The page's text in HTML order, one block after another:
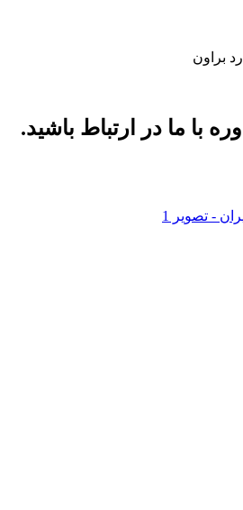
براون
با ما در ارتباط باشید.